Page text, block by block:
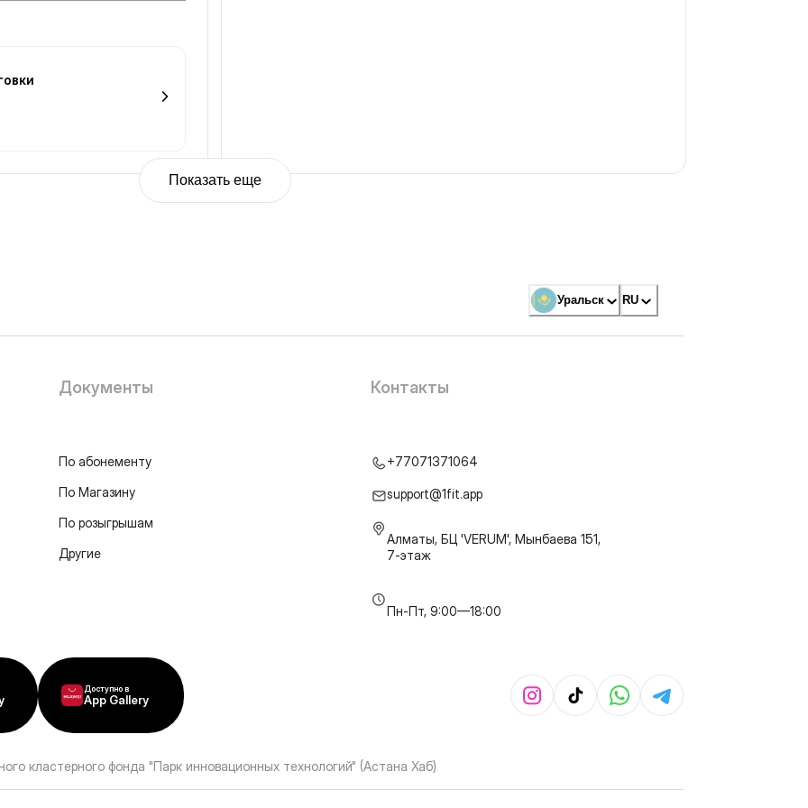
Показать еще
Уральск RU
Документы
По абонементу
По Магазину
По розыгрышам
Другие
Контакты
+77071371064
support@1fit.app
Алматы, БЦ 'VERUM', Мынбаева 151,
7-этаж
Пн-Пт, 9:00—18:00
Доступно в
App Gallery
кластерного фонда "Парк инновационных технологий" (Астана Хаб)